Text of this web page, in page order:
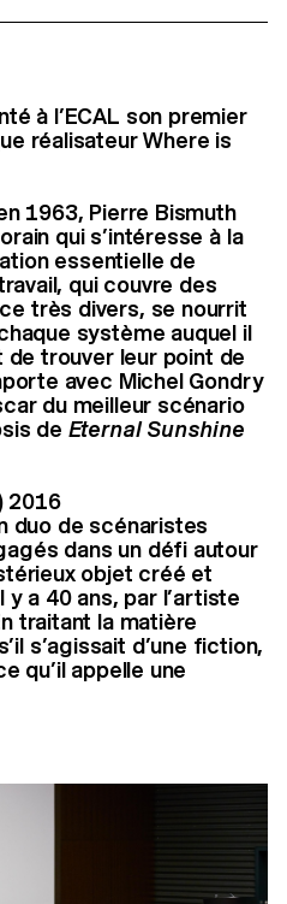
à l’ECAL son premier
réalisateur Where is
1963, Pierre Bismuth
qui s’intéresse à la
essentielle de
qui couvre des
très divers, se nourrit
système auquel il
de trouver leur point de
avec Michel Gondry
du meilleur scénario
de Eternal Sunshine
2016
duo de scénaristes
dans un défi autour
objet créé et
a 40 ans, par l’artiste
traitant la matière
s’agissait d’une fiction,
qu’il appelle une